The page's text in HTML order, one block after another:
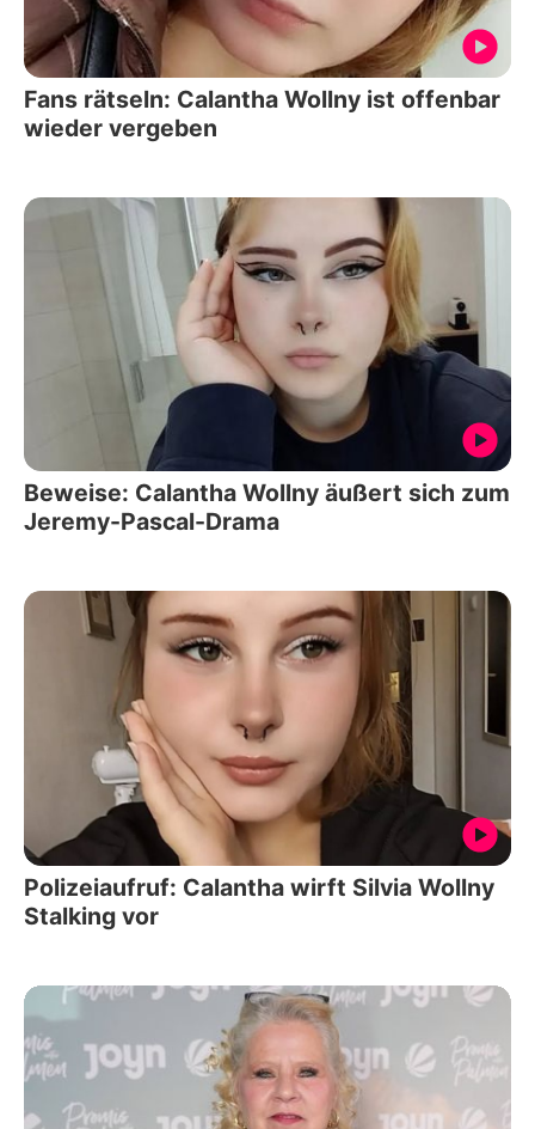
Fans rätseln: Calantha Wollny ist offenbar
wieder vergeben
Beweise: Calantha Wollny äußert sich zum
Jeremy-Pascal-Drama
Polizeiaufruf: Calantha wirft Silvia Wollny
Stalking vor